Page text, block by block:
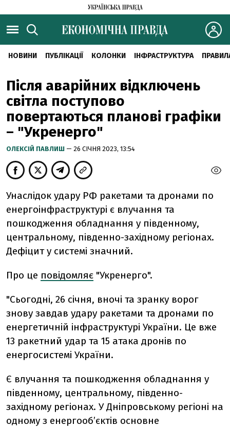
НОВИНИ ПУБЛІКАЦІЇ КОЛОНКИ ІНФРАСТРУКТУРА
Після аварійних відключень
світла поступово
повертаються планові графіки
– "Укренерго"
ОЛЕКСІЙ ПАВЛИШ — 26 СІЧНЯ 2023, 13:54
Унаслідок удару РФ ракетами та дронами по
енергоінфраструктурі є влучання та
пошкодження обладнання у південному,
центральному, південно-західному регіонах.
Дефіцит у системі значний.
Про це повідомляє "Укренерго".
"Сьогодні, 26 січня, вночі та зранку ворог
знову завдав удару ракетами та дронами по
енергетичній інфраструктурі України. Це вже
13 ракетний удар та 15 атака дронів по
енергосистемі України.
Є влучання та пошкодження обладнання у
південному, центральному, південно-
західному регіонах. У Дніпровському регіоні на
одному з енергооб’єктів основне